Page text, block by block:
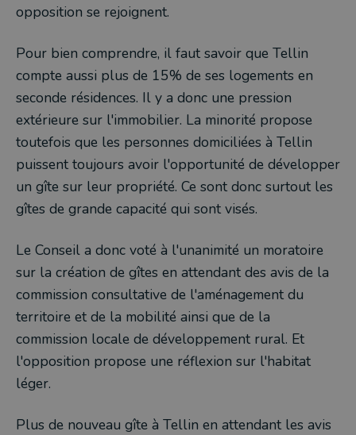
opposition se rejoignent.
Pour bien comprendre, il faut savoir que Tellin
compte aussi plus de 15% de ses logements en
seconde résidences. Il y a donc une pression
extérieure sur l'immobilier. La minorité propose
toutefois que les personnes domiciliées à Tellin
puissent toujours avoir l'opportunité de développer
un gîte sur leur propriété. Ce sont donc surtout les
gîtes de grande capacité qui sont visés.
Le Conseil a donc voté à l'unanimité un moratoire
sur la création de gîtes en attendant des avis de la
commission consultative de l'aménagement du
territoire et de la mobilité ainsi que de la
commission locale de développement rural. Et
l'opposition propose une réflexion sur l'habitat
léger.
Plus de nouveau gîte à Tellin en attendant les avis